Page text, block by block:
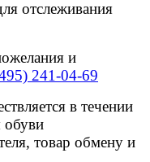
отслеживания
и
241-04-69
в течении
обуви
товар обмену и